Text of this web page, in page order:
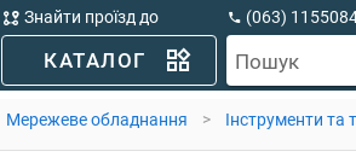
Знайти проїзд до
MegaBit
(063)
КАТАЛОГ Пошук
Мережеве обладнання > Інструменти та